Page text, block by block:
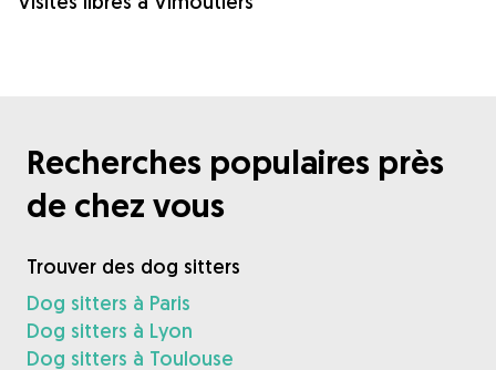
Recherches populaires près
de chez vous
Trouver des dog sitters
Dog sitters à Paris
Dog sitters à Lyon
Dog sitters à Toulouse